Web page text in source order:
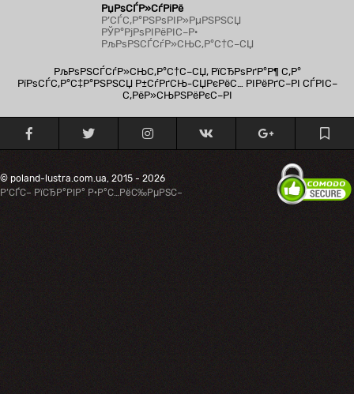
РџРѕСЃР»СѓРіРё
Р’СЃС‚Р°РЅРѕРІР»РµРЅРЅСЏ
РЎР°РјРѕРІРёРІС–Р·
РљРѕРЅСЃСѓР»СЊС‚Р°С†С–СЏ
РљРѕРЅСЃСѓР»СЊС‚Р°С†С–СЏ, РїСЂРѕРґР°Р¶ С‚Р°
РїРѕСЃС‚Р°С‡Р°РЅРЅСЏ Р±СѓРґСЊ-СЏРєРёС… РІРёРґС–РІ СЃРІС–
С‚РёР»СЊРЅРёРєС–РІ
© poland-lustra.com.ua, 2015 - 2026
Р’СЃС– РїСЂР°РІР° Р·Р°С…РёС‰РµРЅС–